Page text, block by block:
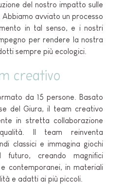
del nostro impatto sulle
Abbiamo avviato un processo
in tal senso, e i nostri
per rendere la nostra
sempre più ecologici.
creativo
da 15 persone. Basato
del Giura, il team creativo
in stretta collaborazione
Il team reinventa
classici e immagina giochi
creando magnifici
contemporanei, in materiali
e adatti ai più piccoli.